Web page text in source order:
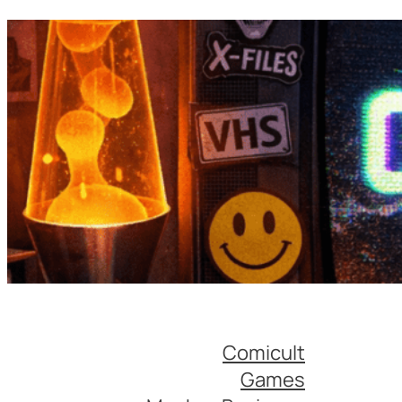
Comicult
Games